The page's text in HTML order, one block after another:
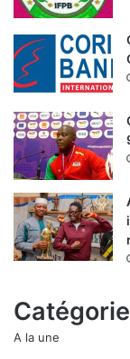
A la une